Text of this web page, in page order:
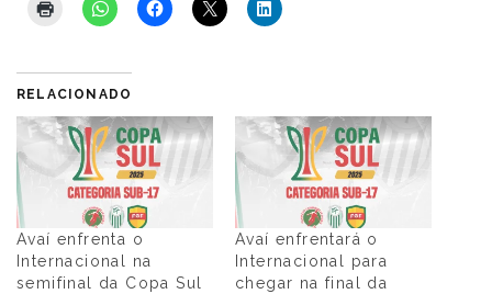
RELACIONADO
Avaí enfrenta o
Internacional na
semifinal da Copa Sul
Avaí enfrentará o
Internacional para
chegar na final da